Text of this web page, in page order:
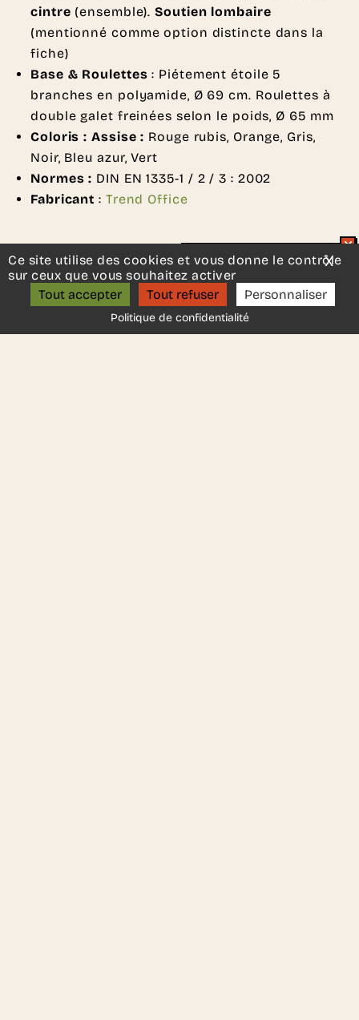
cintre (ensemble).Soutien lombaire
(mentionné comme option distincte dans la
fiche)
Base & Roulettes : Piétement étoile 5
branches en polyamide, Ø 69 cm. Roulettes à
double galet freinées selon le poids, Ø 65 mm
Coloris : Assise : Rouge rubis, Orange, Gris,
Noir, Bleu azur, Vert
Normes : DIN EN 1335-1 / 2 / 3 : 2002
Fabricant : Trend Office
DEMANDER UN DEVIS
Un projet d’aménagement ?
ON S’APPELLE ?
Ce site utilise des cookies et vous donne le contrôle
sur ceux que vous souhaitez activer
Tout accepter
Tout refuser Personnaliser
Politique de confidentialité
X